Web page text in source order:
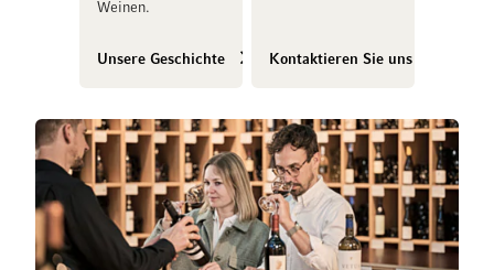
Weinen.
Unsere Geschichte Kontaktieren Sie uns